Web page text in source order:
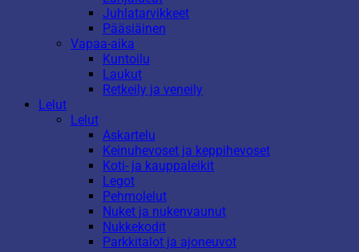
Juhlatarvikkeet
Pääsiäinen
Vapaa-aika
Kuntoilu
Laukut
Retkeily ja veneily
Lelut
Lelut
Askartelu
Keinuhevoset ja keppihevoset
Koti- ja kauppaleikit
Legot
Pehmolelut
Nuket ja nukenvaunut
Nukkekodit
Parkkitalot ja ajoneuvot